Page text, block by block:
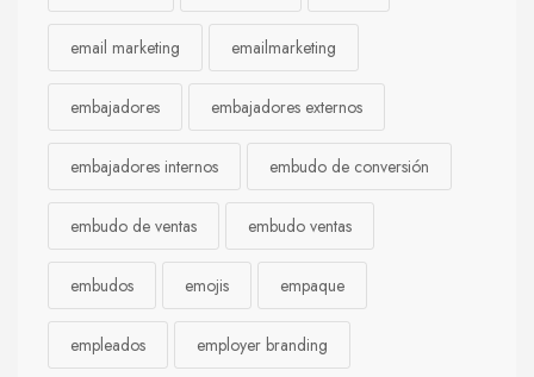
email marketing emailmarketing
embajadores embajadores externos
embajadores internos embudo de conversión
embudo de ventas embudo ventas
embudos emojis empaque
empleados employer branding